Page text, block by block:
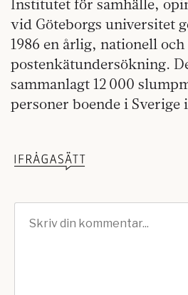
Institutet för samhälle,
vid Göteborgs universitet
1986 en årlig, nationell
postenkätundersökning.
sammanlagt 12 000
personer boende i Sverige